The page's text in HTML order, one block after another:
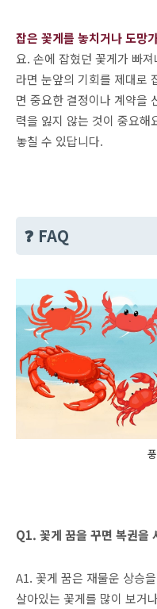
잡은 꽃게를 놓치거나 도망
요. 손에 잡혔던 꽃게가 빠
라면 눈앞의 기회를 제대로
면 중요한 결정이나 계약을
력을 잃지 않는 것이 중요해
놓칠 수 있답니다.
❓ FAQ
Q1. 꽃게 꿈을 꾸면 복권을
A1. 꽃게 꿈은 재물운 상승
살아있는 꽃게를 많이 보거